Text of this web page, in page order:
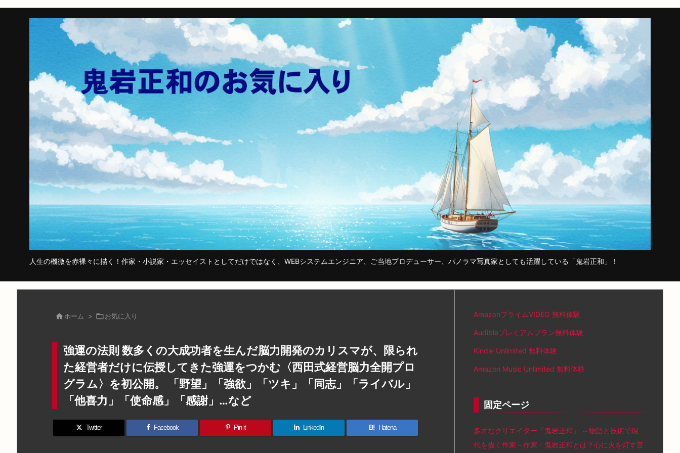
人生の機微を赤裸々に描く！作家・小説家・エッセイストとしてだけではなく、WEBシステムエンジニア、ご当地プロデューサー、パノラマ写真家としても活躍している「鬼岩正和」！
 ホーム > お気に入り
強運の法則 数多くの大成功者を生んだ脳力開発のカリスマが、限られ
た経営者だけに伝授してきた強運をつかむ〈西田式経営脳力全開プロ
グラム〉を初公開。 「野望」「強欲」「ツキ」「同志」「ライバル」
「他喜力」「使命感」「感謝」…など
Twitter Facebook Pin it LinkedIn B! Hatena
AmazonプライムVIDEO 無料体験
Audibleプレミアムプラン無料体験
Kindle Unlimited 無料体験
Amazon Music Unlimited 無料体験
固定ページ
多才なクリエイター「鬼岩正和」 ～物語と技術で現
代を描く作家～作家・鬼岩正和とは？心に火を灯す言